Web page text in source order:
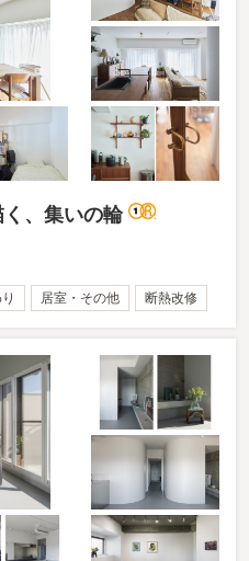
、集いの輪
居室・その他 断熱改修